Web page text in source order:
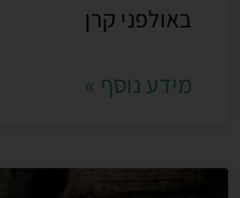
באולפני קרן
מידע נוסף »